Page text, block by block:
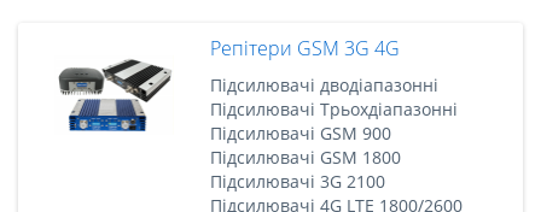
Репітери GSM 3G 4G
Підсилювачі дводіапазонні
Підсилювачі Трьохдіапазонні
Підсилювачі GSM 900
Підсилювачі GSM 1800
Підсилювачі 3G 2100
Підсилювачі 4G LTE 1800/2600